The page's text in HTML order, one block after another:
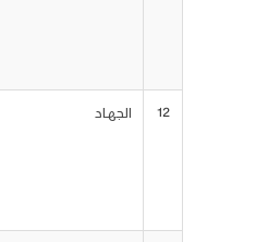
12 الجهــاد